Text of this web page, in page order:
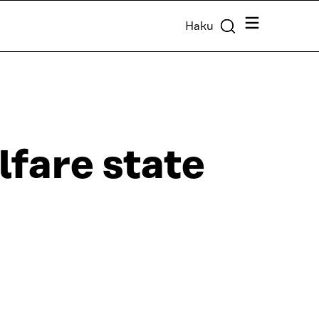
Haku Valikko
state